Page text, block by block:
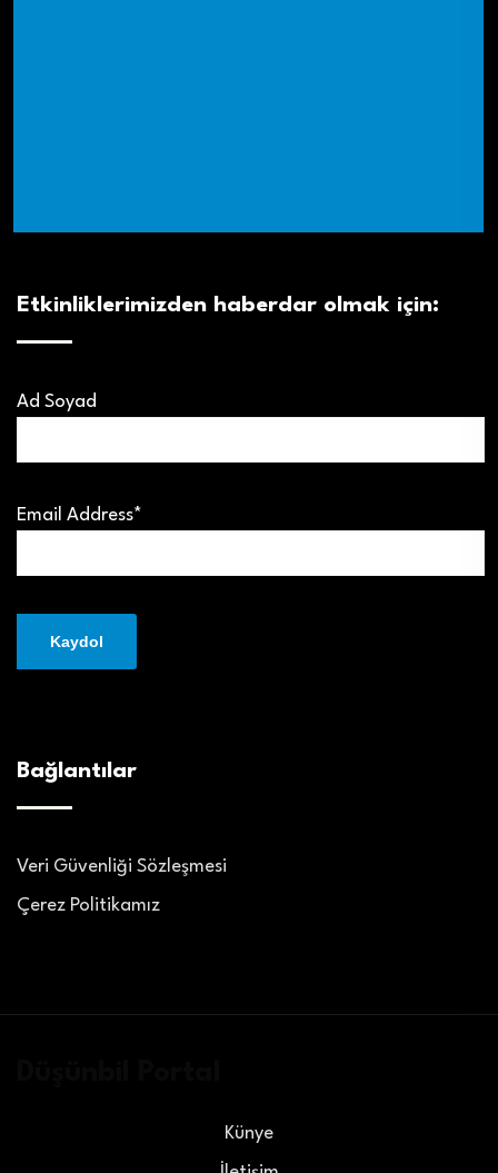
Etkinliklerimizden haberdar olmak için:
Ad Soyad
Email Address*
Bağlantılar
Veri Güvenliği Sözleşmesi
Çerez Politikamız
Künye